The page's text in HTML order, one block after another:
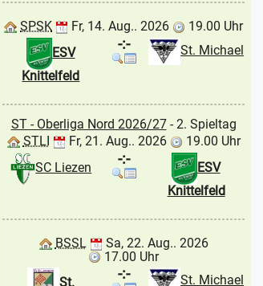
SPSK Fr, 14. Aug.. 2026
19.00 Uhr
ESV
Knittelfeld
St. Michael
-:-
ST - Oberliga Nord 2026/27- 2. Spieltag
STLI
Fr, 21. Aug.. 2026
19.00 Uhr
SC Liezen
ESV
Knittelfeld
-:-
BSSL
Sa, 22. Aug.. 2026
17.00 Uhr
St.
St. Michael
-:-